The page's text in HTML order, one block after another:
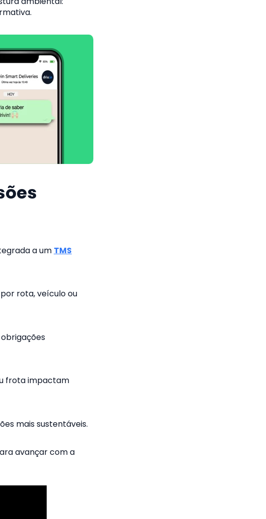
a um TMS
rota, veículo ou
frota impactam
mais sustentáveis.
avançar com a